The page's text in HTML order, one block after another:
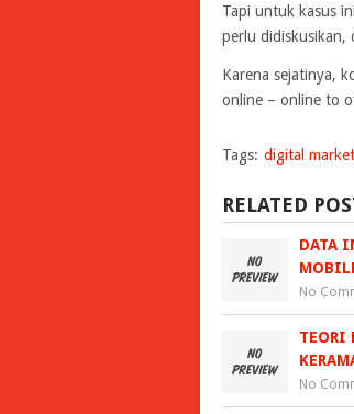
Tapi untuk kasus
perlu didiskusikan,
Karena sejatinya,
online – online to
Tags: digital
RELATED
DATA
No
TEORI
No